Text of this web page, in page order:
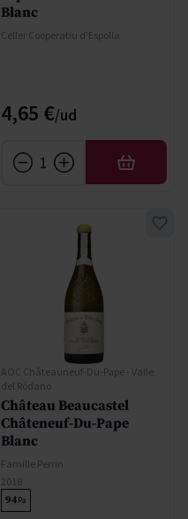
Blanc
Celler Cooperatiu d'Espolla
4,65 €
AÑADIR
AOC Châteauneuf-Du-Pape - Valle
del Ródano
Château Beaucastel
Châteneuf-Du-Pape
Blanc
Famille Perrin
2018
94Pa